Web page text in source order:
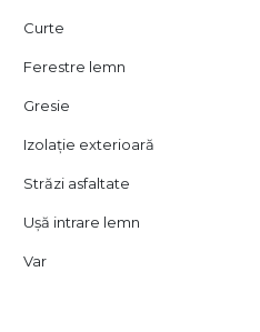
potențialul face diferența.
Curte
Ferestre lemn
Gresie
Izolație exterioară
Străzi asfaltate
Ușă intrare lemn
Var